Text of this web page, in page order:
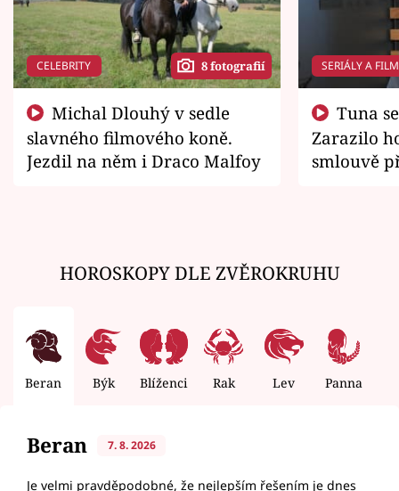
CELEBRITY 8 fotografií
slavného filmového koně.
Jezdil na něm i Draco Malfoy
SERIÁLY A
Zarazilo
smlouvě
HOROSKOPY DLE ZVĚROKRUHU
Beran Býk Blíženci Rak Lev Panna
Beran 7. 8. 2026
Je velmi pravděpodobné, že nejlepším řešením je dnes